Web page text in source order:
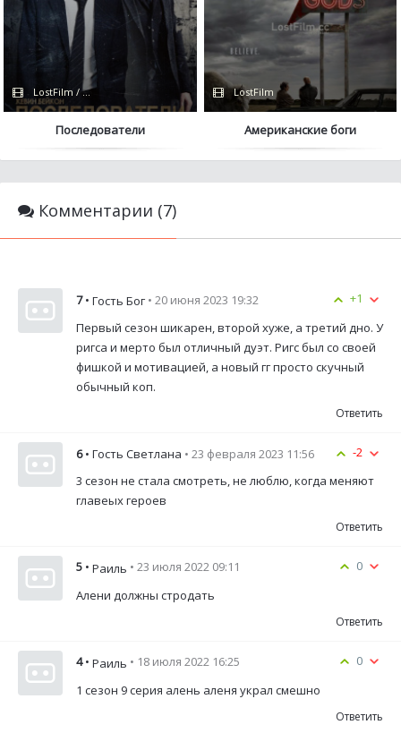
LostFilm / FOX
Последователи
LostFilm
Американские боги
Комментарии (7)
+1
7 • Гость Бог • 20 июня 2023 19:32
Первый сезон шикарен, второй хуже, а третий дно. У
ригса и мерто был отличный дуэт. Ригс был со своей
фишкой и мотивацией, а новый гг просто скучный
обычный коп.
Ответить
-2
6 • Гость Светлана • 23 февраля 2023 11:56
3 сезон не стала смотреть, не люблю, когда меняют
главеых героев
Ответить
0
5 • Раиль • 23 июля 2022 09:11
Алени должны стродать
Ответить
0
4 • Раиль • 18 июля 2022 16:25
1 сезон 9 серия алень аленя украл смешно
Ответить